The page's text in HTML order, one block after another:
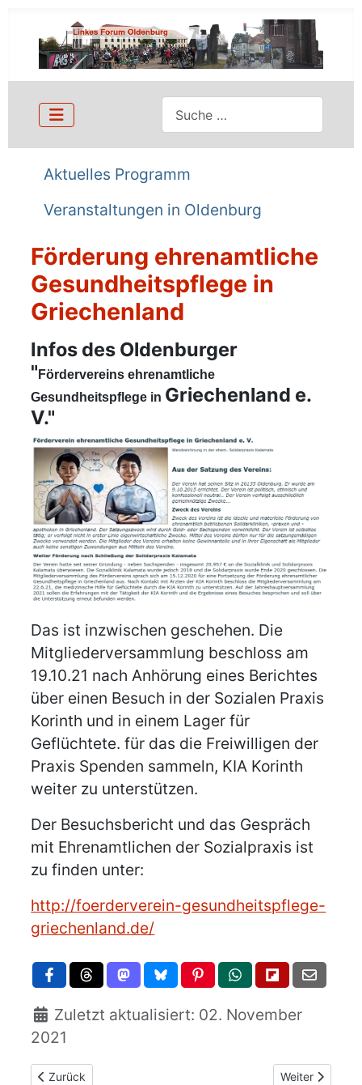
Suchen
Aktuelles Programm
Veranstaltungen in Oldenburg
Förderung ehrenamtliche
Gesundheitspflege in
Griechenland
Details
Infos des Oldenburger
" Fördervereins ehrenamtliche
Gesundheitspflege in Griechenland e.
V."
Das ist inzwischen geschehen. Die
Mitgliederversammlung beschloss am
19.10.21 nach Anhörung eines Berichtes
über einen Besuch in der Sozialen Praxis
Korinth und in einem Lager für
Geflüchtete. für das die Freiwilligen der
Praxis Spenden sammeln, KIA Korinth
weiter zu unterstützen.
Der Besuchsbericht und das Gespräch
mit Ehrenamtlichen der Sozialpraxis ist
zu finden unter:
http://foerderverein-gesundheitspflege-
griechenland.de/
Zuletzt aktualisiert: 02. November
2021
Vorheriger Beitrag: Soziales
Zurück Nächster
Weiter